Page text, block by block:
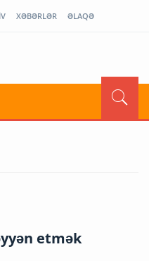
XƏBƏRLƏR ƏLAQƏ
etmək